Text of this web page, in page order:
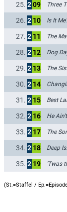
25. 209 Three
26. 2 10 Is It
27. 2 11 The
28. 2 12 Dog
29. 2 13 The
30. 2 14
31. 2 15 Best
32. 2 16 He
33. 2 17 The
34. 2 18 Deep
35. 2 19 'Twas
(St.=Staffel /